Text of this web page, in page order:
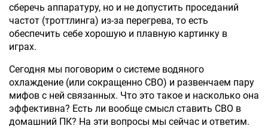
сберечь аппаратуру, но и не допустить проседаний
частот (троттлинга) из-за перегрева, то есть
обеспечить себе хорошую и плавную картинку в
играх.
Сегодня мы поговорим о системе водяного
охлаждение (или сокращенно СВО) и развенчаем пару
мифов с ней связанных. Что это такое и насколько она
эффективна? Есть ли вообще смысл ставить СВО в
домашний ПК? На эти вопросы мы сейчас и ответим.